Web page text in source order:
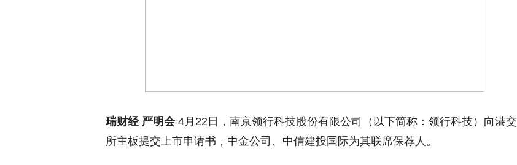
瑞财经 严明会 4月22日，南京领行科技股份有限公司（以下简称：领行科技）向港交
所主板提交上市申请书，中金公司、中信建投国际为其联席保荐人。